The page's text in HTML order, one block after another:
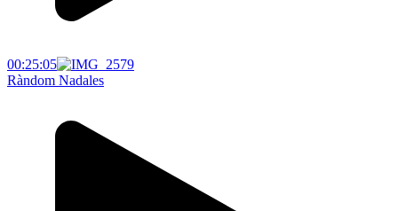
00:25:05
Ràndom Nadales